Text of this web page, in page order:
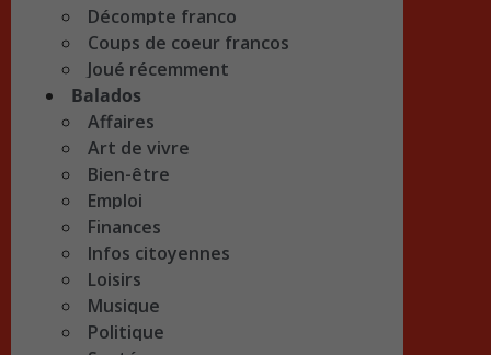
Décompte franco
Coups de coeur francos
Joué récemment
Balados
Affaires
Art de vivre
Bien-être
Emploi
Finances
Infos citoyennes
Loisirs
Musique
Politique